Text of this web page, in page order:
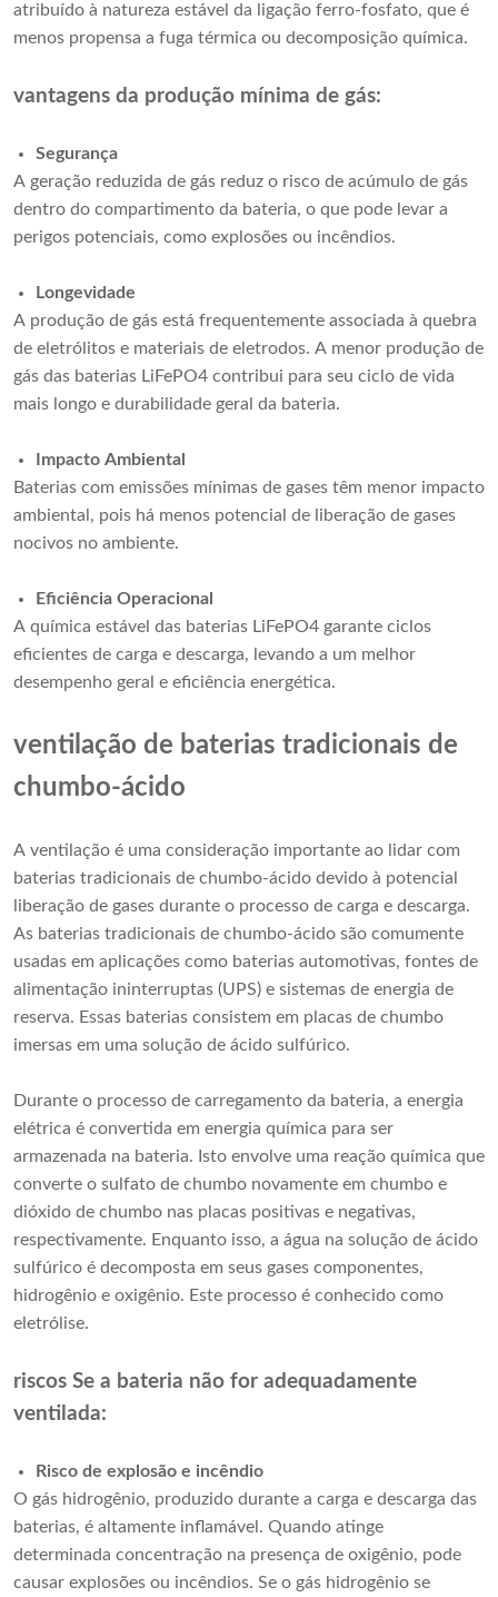
atribuído à natureza estável da ligação ferro-fosfato, que é
menos propensa a fuga térmica ou decomposição química.
vantagens da produção mínima de gás:
Segurança
A geração reduzida de gás reduz o risco de acúmulo de gás
dentro do compartimento da bateria, o que pode levar a
perigos potenciais, como explosões ou incêndios.
Longevidade
A produção de gás está frequentemente associada à quebra
de eletrólitos e materiais de eletrodos. A menor produção de
gás das baterias LiFePO4 contribui para seu ciclo de vida
mais longo e durabilidade geral da bateria.
Impacto Ambiental
Baterias com emissões mínimas de gases têm menor impacto
ambiental, pois há menos potencial de liberação de gases
nocivos no ambiente.
Eficiência Operacional
A química estável das baterias LiFePO4 garante ciclos
eficientes de carga e descarga, levando a um melhor
desempenho geral e eficiência energética.
ventilação de baterias tradicionais de
chumbo-ácido
A ventilação é uma consideração importante ao lidar com
baterias tradicionais de chumbo-ácido devido à potencial
liberação de gases durante o processo de carga e descarga.
As baterias tradicionais de chumbo-ácido são comumente
usadas em aplicações como baterias automotivas, fontes de
alimentação ininterruptas (UPS) e sistemas de energia de
reserva. Essas baterias consistem em placas de chumbo
imersas em uma solução de ácido sulfúrico.
Durante o processo de carregamento da bateria, a energia
elétrica é convertida em energia química para ser
armazenada na bateria. Isto envolve uma reação química que
converte o sulfato de chumbo novamente em chumbo e
dióxido de chumbo nas placas positivas e negativas,
respectivamente. Enquanto isso, a água na solução de ácido
sulfúrico é decomposta em seus gases componentes,
hidrogênio e oxigênio. Este processo é conhecido como
eletrólise.
riscos Se a bateria não for adequadamente
ventilada:
Risco de explosão e incêndio
O gás hidrogênio, produzido durante a carga e descarga das
baterias, é altamente inflamável. Quando atinge
determinada concentração na presença de oxigênio, pode
causar explosões ou incêndios. Se o gás hidrogênio se